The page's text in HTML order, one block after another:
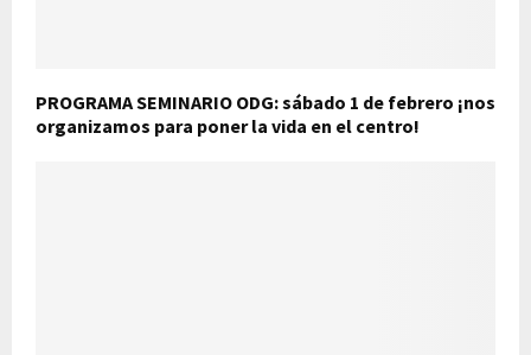
PROGRAMA SEMINARIO ODG: sábado 1 de febrero ¡nos
organizamos para poner la vida en el centro!